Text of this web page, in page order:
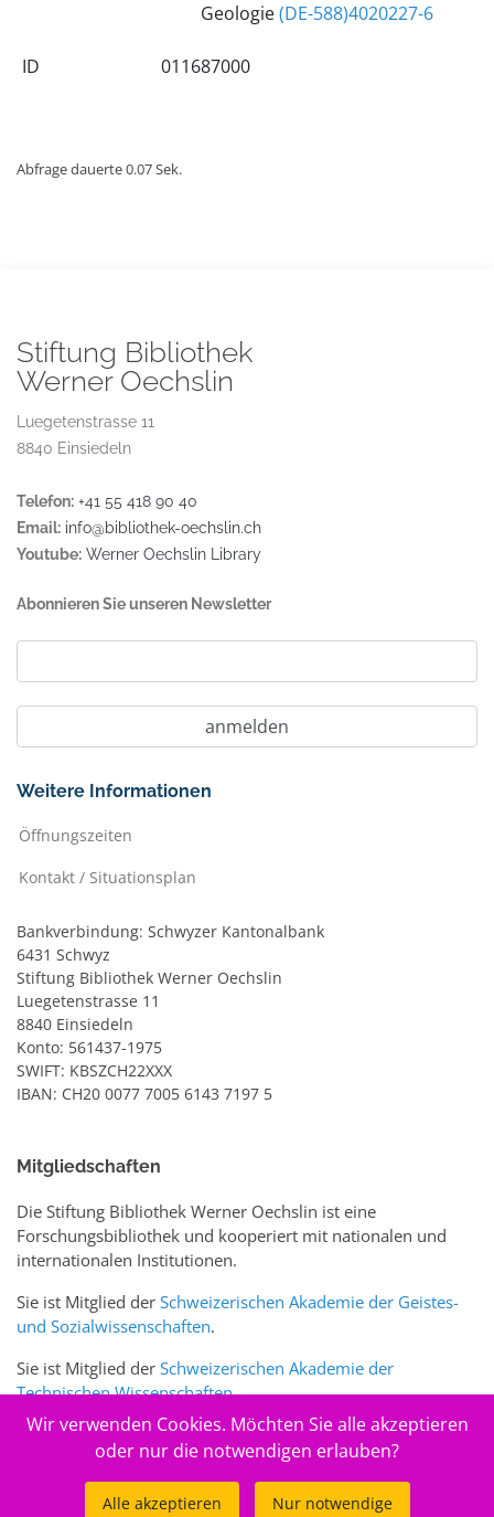
Geologie(DE-588)4020227-6
ID 011687000
Abfrage dauerte 0.07 Sek.
Stiftung Bibliothek
Werner Oechslin
Luegetenstrasse 11
8840 Einsiedeln
Telefon: +41 55 418 90 40
Email: info@bibliothek-oechslin.ch
Youtube: Werner Oechslin Library
Abonnieren Sie unseren Newsletter
Weitere Informationen
Öffnungszeiten
Kontakt / Situationsplan
Bankverbindung: Schwyzer Kantonalbank
6431 Schwyz
Stiftung Bibliothek Werner Oechslin
Luegetenstrasse 11
8840 Einsiedeln
Konto: 561437-1975
SWIFT: KBSZCH22XXX
IBAN: CH20 0077 7005 6143 7197 5
Mitgliedschaften
Die Stiftung Bibliothek Werner Oechslin ist eine
Forschungsbibliothek und kooperiert mit nationalen und
internationalen Institutionen.
Sie ist Mitglied der Schweizerischen Akademie der Geistes-
und Sozialwissenschaften.
Sie ist Mitglied der Schweizerischen Akademie der
Technischen Wissenschaften.
Sie ist zudem Mitglied des Schweizer Portalswww.sciences-
Wir verwenden Cookies. Möchten Sie alle akzeptieren
oder nur die notwendigen erlauben?
Alle akzeptieren Nur notwendige